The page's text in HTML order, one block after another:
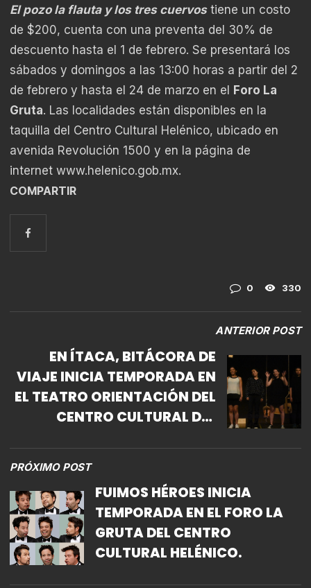
El pozo la flauta y los tres cuervostiene un costo
de $200, cuenta con una preventa del 30% de
descuento hasta el 1 de febrero. Se presentará los
sábados y domingos a las 13:00 horas a partir del 2
de febrero y hasta el 24 de marzo en el
Foro La
Gruta. Las localidades están disponibles en la
taquilla del Centro Cultural Helénico, ubicado en
avenida Revolución 1500 y en la página de
internet www.helenico.gob.mx.
COMPARTIR
0 330
ANTERIOR POST
EN ÍTACA, BITÁCORA DE
VIAJE INICIA TEMPORADA EN
EL TEATRO ORIENTACIÓN DEL
CENTRO CULTURAL DEL
PRÓXIMO POST
FUIMOS HÉROES INICIA
TEMPORADA EN EL FORO LA
GRUTA DEL CENTRO
CULTURAL HELÉNICO.